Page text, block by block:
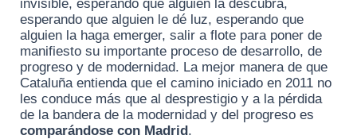
invisible, esperando que alguien la descubra,
esperando que alguien le dé luz, esperando que
alguien la haga emerger, salir a flote para poner de
manifiesto su importante proceso de desarrollo, de
progreso y de modernidad. La mejor manera de que
Cataluña entienda que el camino iniciado en 2011 no
les conduce más que al desprestigio y a la pérdida
de la bandera de la modernidad y del progreso es
comparándose con Madrid.